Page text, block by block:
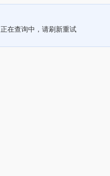
正在查询中，请刷新重试